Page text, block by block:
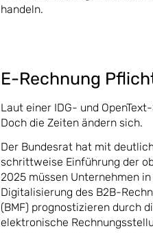
handeln.
E-Rechnung
Laut einer IDG- und
Doch die Zeiten ändern sich.
Der Bundesrat hat mit
schrittweise Einführung der
2025 müssen Unternehmen
Digitalisierung des B2B-
(BMF) prognostizieren durch
elektronische